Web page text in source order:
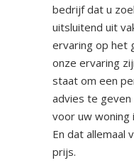
bedrijf dat u
uitsluitend uit
ervaring op het
onze ervaring
staat om een
advies te geven
voor uw woning
En dat allemaal
prijs.